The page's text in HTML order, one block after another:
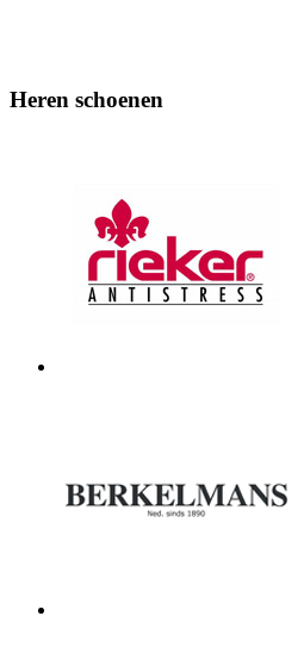
Heren schoenen